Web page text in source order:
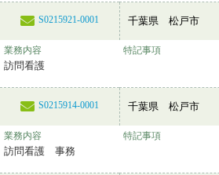
S0215921-0001 千葉県 松戸市
業務内容
訪問看護
特記事項
S0215914-0001 千葉県 松戸市
業務内容
訪問看護 事務
特記事項